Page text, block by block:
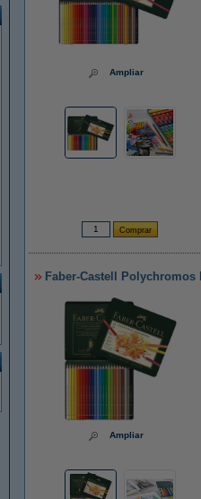
Ampliar
Faber-Castell
Ampliar